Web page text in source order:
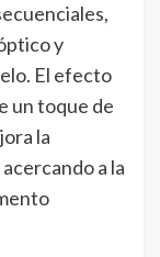
y
El efecto
un toque de
la
a la